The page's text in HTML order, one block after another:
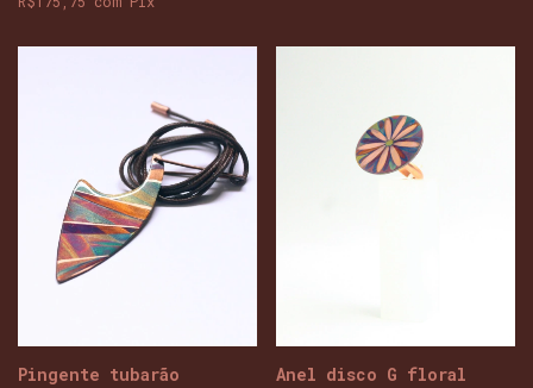
Pingente tubarão
Anel disco G floral